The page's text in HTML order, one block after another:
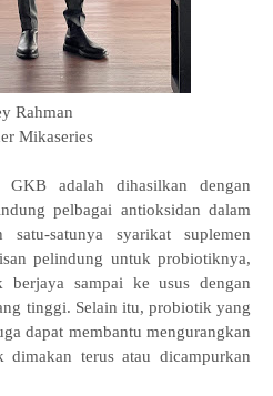
Rahman
Mikaseries
adalah dihasilkan dengan
pelbagai antioksidan dalam
satunya syarikat suplemen
pelindung untuk probiotiknya,
berjaya sampai ke usus dengan
tinggi. Selain itu, probiotik yang
dapat membantu mengurangkan
terus atau dicampurkan